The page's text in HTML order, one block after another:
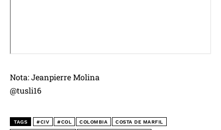
Nota: Jeanpierre Molina
@tusli16
TAGS #CIV #COL COLOMBIA COSTA DE MARFIL